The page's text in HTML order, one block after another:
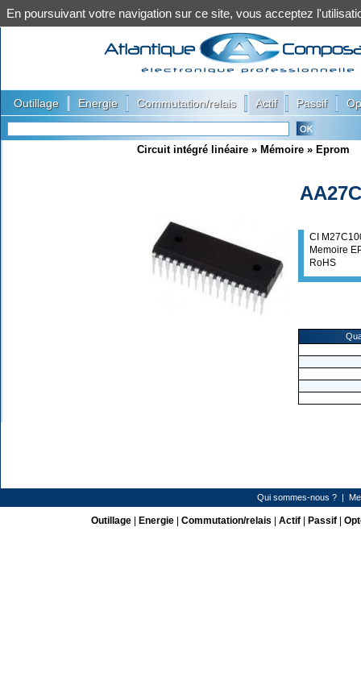
Outillage Energie Commutation/relais Actif Passif
Circuit intégré linéaire » Mémoire » Eprom
CI
Memoire
RoHS
Qui sommes-nous ? |
Outillage| Energie| Commutation/relais Actif| Passif|
En poursuivant votre navigation sur ce site, vous acceptez